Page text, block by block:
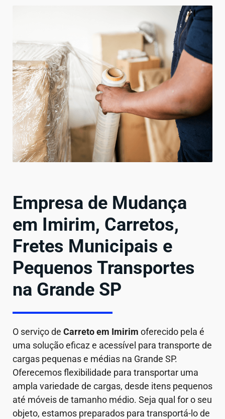
Empresa de Mudança
em Imirim, Carretos,
Fretes Municipais e
Pequenos Transportes
na Grande SP
O serviço de Carreto em Imirim oferecido pela é
uma solução eficaz e acessível para transporte de
cargas pequenas e médias na Grande SP.
Oferecemos flexibilidade para transportar uma
ampla variedade de cargas, desde itens pequenos
até móveis de tamanho médio. Seja qual for o seu
objeto, estamos preparados para transportá-lo de